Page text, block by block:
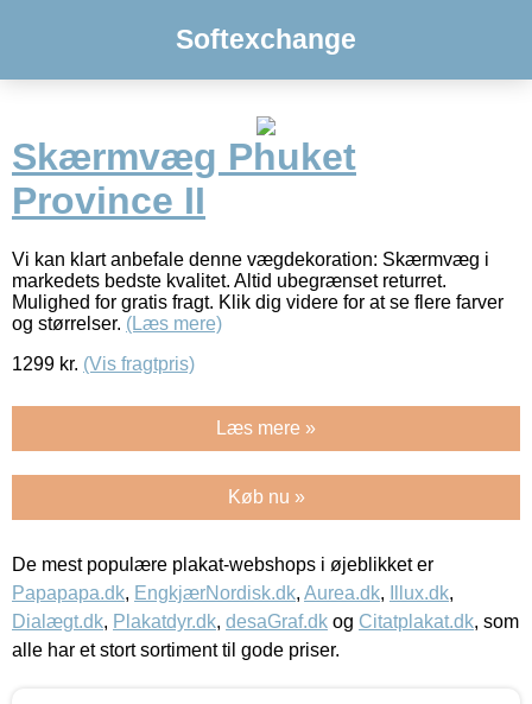
Softexchange
Skærmvæg Phuket
Province II
Vi kan klart anbefale denne vægdekoration: Skærmvæg i
markedets bedste kvalitet. Altid ubegrænset returret.
Mulighed for gratis fragt. Klik dig videre for at se flere farver
og størrelser. (Læs mere)
1299 kr. (Vis fragtpris)
Læs mere »
Køb nu »
De mest populære plakat-webshops i øjeblikket er
Papapapa.dk, EngkjærNordisk.dk, Aurea.dk, Illux.dk,
Dialægt.dk, Plakatdyr.dk, desaGraf.dk og Citatplakat.dk, som
alle har et stort sortiment til gode priser.